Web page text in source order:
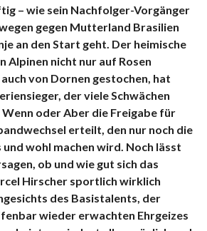
– wie sein Nachfolger-Vorgänger
gegen Mutterland Brasilien
an den Start geht. Der heimische
Alpinen nicht nur auf Rosen
von Dornen gestochen, hat
der viele Schwächen
oder Aber die Freigabe für
erteilt, den nur noch die
und wohl machen wird. Noch lässt
ob und wie gut sich das
Hirscher sportlich wirklich
des Basistalents, der
wieder erwachten Ehrgeizes